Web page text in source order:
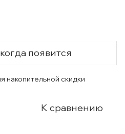
появится
накопительной скидки
К сравнению